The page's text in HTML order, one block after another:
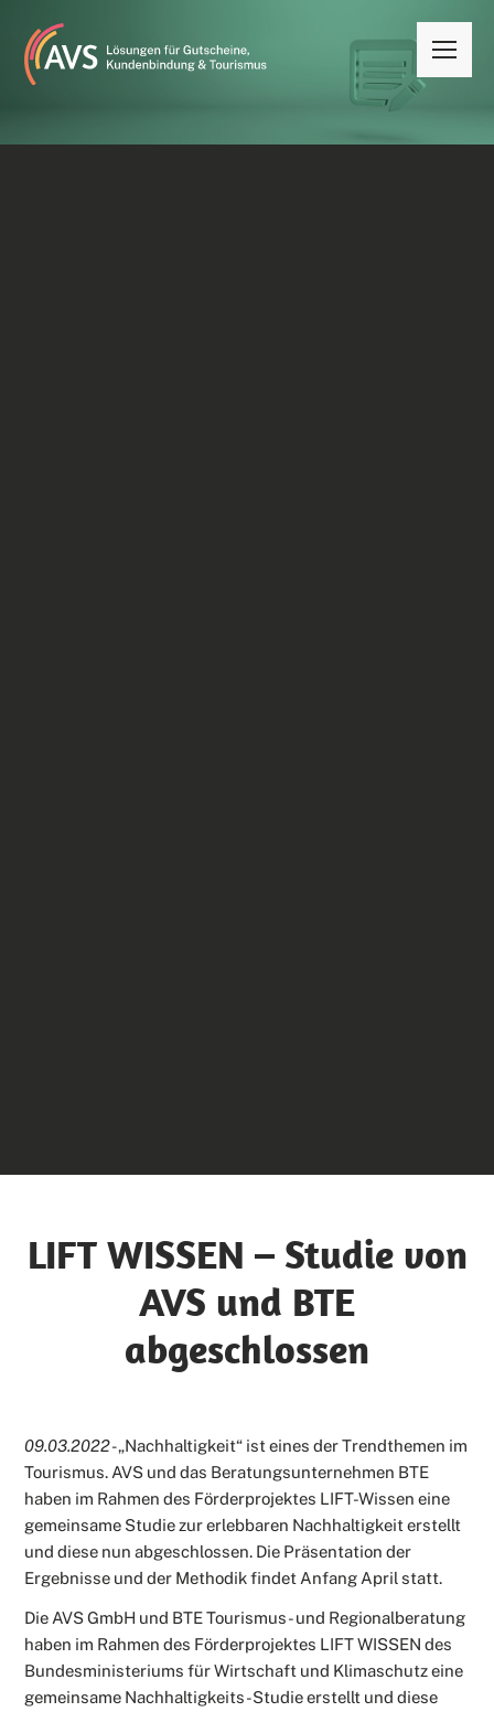
LIFT WISSEN – Studie von
AVS und BTE
abgeschlossen
09.03.2022 -„Nachhaltigkeit“ ist eines der Trendthemen im
Tourismus. AVS und das Beratungsunternehmen BTE
haben im Rahmen des Förderprojektes LIFT-Wissen eine
gemeinsame Studie zur erlebbaren Nachhaltigkeit erstellt
und diese nun abgeschlossen. Die Präsentation der
Ergebnisse und der Methodik findet Anfang April statt.
Die AVS GmbH und BTE Tourismus- und Regionalberatung
haben im Rahmen des Förderprojektes LIFT WISSEN des
Bundesministeriums für Wirtschaft und Klimaschutz eine
gemeinsame Nachhaltigkeits-Studie erstellt und diese